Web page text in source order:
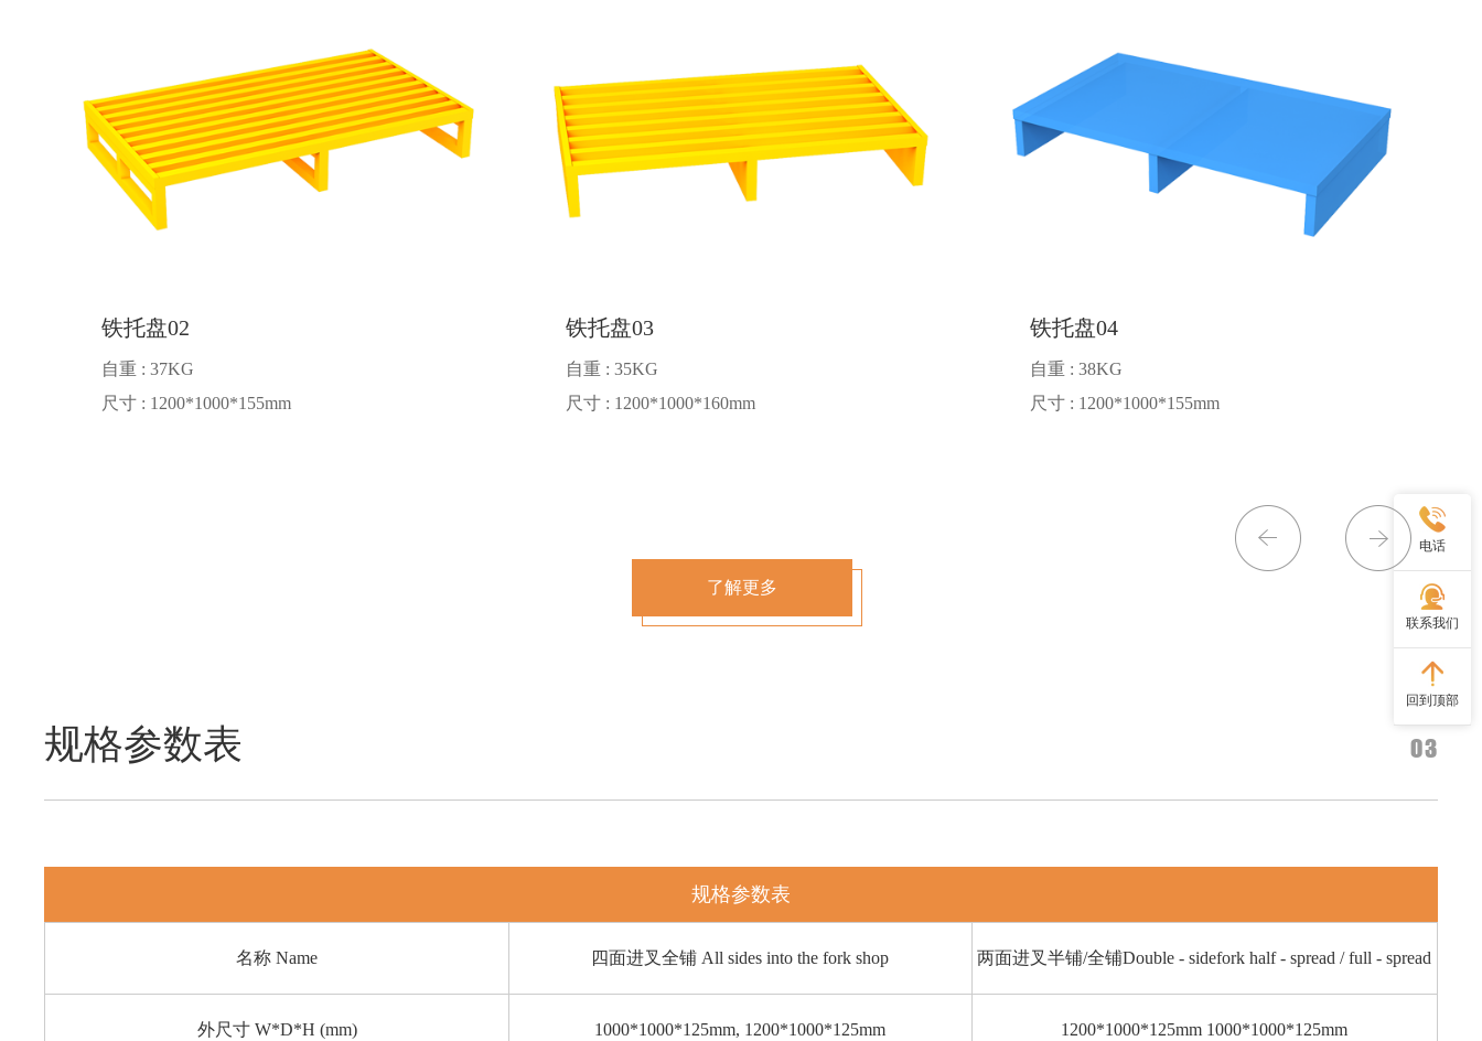
电话
联系我们
回到顶部
铁托盘02
自重 : 37KG
尺寸 : 1200*1000*155mm
铁托盘03
自重 : 35KG
尺寸 : 1200*1000*160mm
铁托盘04
自重 : 38KG
尺寸 : 1200*1000*155mm
了解更多
规格参数表 03
规格参数表
名称 Name 四面进叉全铺 All sides into the fork shop 两面进叉半铺/全铺Double - sidefork half - spread / full - spread
外尺寸 W*D*H (mm) 1000*1000*125mm, 1200*1000*125mm 1200*1000*125mm 1000*1000*125mm